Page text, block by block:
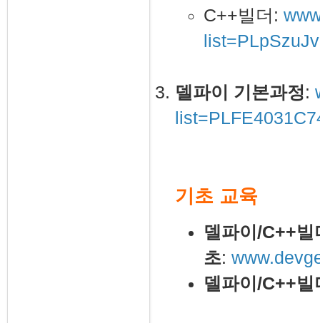
C++빌더:
델파이 기본과정:
기초 교육
델파이/C++빌
초:
델파이/C++